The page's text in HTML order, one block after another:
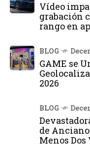
Vídeo
grabación
rango en
BLOG
GAME se
2026
BLOG
de
Menos